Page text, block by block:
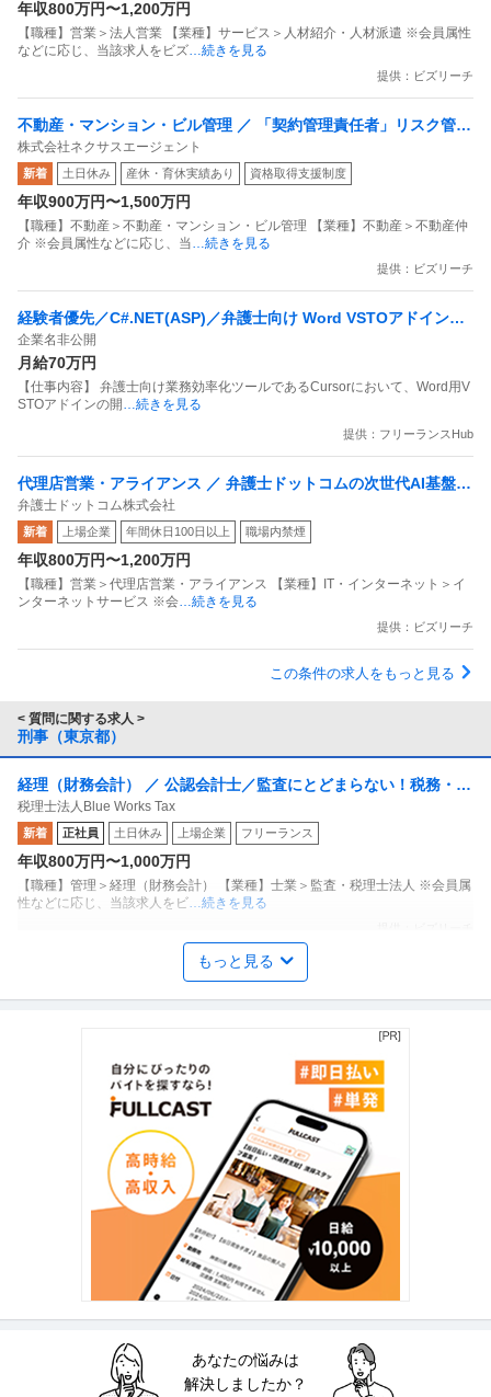
年収800万円〜1,200万円
【職種】営業＞法人営業 【業種】サービス＞人材紹介・人材派遣 ※会員属性
などに応じ、当該求人をビズ…続きを見る
提供：ビズリーチ
不動産・マンション・ビル管理 ／ 「契約管理責任者」リスク管理
高度化と組織再建／若手組織の育成と業務フロー標準化／IPO準備
中／2025年度売上高201億円突破
株式会社ネクサスエージェント
新着 土日休み 産休・育休実績あり 資格取得支援制度
年収900万円〜1,500万円
【職種】不動産＞不動産・マンション・ビル管理 【業種】不動産＞不動産仲
介 ※会員属性などに応じ、当…続きを見る
提供：ビズリーチ
経験者優先／C#.NET(ASP)／弁護士向け Word VSTOアドイン開
発
企業名非公開
月給70万円
【仕事内容】 弁護士向け業務効率化ツールであるCursorにおいて、Word用V
STOアドインの開 …続きを見る
提供：フリーランスHub
代理店営業・アライアンス ／ 弁護士ドットコムの次世代AI基盤
「LegalBrain」を社会の実装へ／アライアンスで新市場を創り出
すBizDev
弁護士ドットコム株式会社
新着 上場企業 年間休日100日以上 職場内禁煙
年収800万円〜1,200万円
【職種】営業＞代理店営業・アライアンス 【業種】IT・インターネット＞イ
ンターネットサービス ※会…続きを見る
提供：ビズリーチ
この条件の求人をもっと見る
< 質問に関する求人 >
刑事（東京都）
経理（財務会計） ／ 公認会計士／監査にとどまらない！税務・M
＆A・IPO支援まで挑むアドバイザリー／毎年成長率40％を目指す
成長ファーム
税理士法人Blue Works Tax
新着 正社員 土日休み 上場企業 フリーランス
年収800万円〜1,000万円
【職種】管理＞経理（財務会計） 【業種】士業＞監査・税理士法人 ※会員属
性などに応じ、当該求人をビ…続きを見る
SE（Web・オープン系） ／ ソフトウェアエンジニア／メディア
事業
株式会社ココナラ
【職種】IT技術職＞SE（Web・オープン系） 【業種】IT・インターネット＞
インターネットサービ…続きを見る
法人営業 ／ アカウントプランナー／ココナラ法律相談
株式会社ココナラ
自社サービス 年間休日110日以上
年収400万円〜600万円
【職種】営業＞法人営業 【業種】IT・インターネット＞インターネットサー
ビス ※会員属性などに応じ
…続きを見る
内部監査・内部統制 ／ グループコンプライアンス統括部 リスク
管理部 照会管理課：照会担当（RMD）
楽天グループ株式会社
もっと見る
あなたの悩みは
解決しましたか？